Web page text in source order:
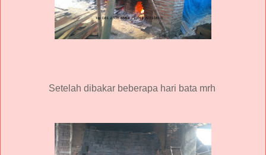
Setelah dibakar beberapa hari bata mrh